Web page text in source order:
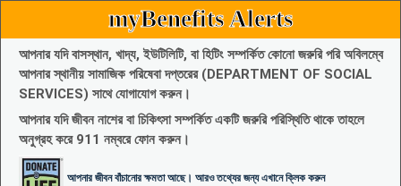
myBenefits Alerts
আপনার যদি বাসস্থান, খাদ্য, ইউটিলিটি, বা হিটিং সম্পর্কিত কোনো জরুরি পরি অবিলম্বে
আপনার স্থানীয় সামাজিক পরিষেবা দপ্তরের (DEPARTMENT OF SOCIAL
SERVICES) সাথে যোগাযোগ করুন।
আপনার যদি জীবন নাশের বা চিকিৎসা সম্পর্কিত একটি জরুরি পরিস্থিতি থাকে তাহলে
অনুগ্রহ করে 911 নম্বরে ফোন করুন।
আপনার জীবন বাঁচানোর ক্ষমতা আছে। আরও তথ্যের জন্য এখানে ক্লিক করুন